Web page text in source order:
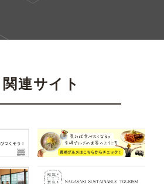
関連サイト